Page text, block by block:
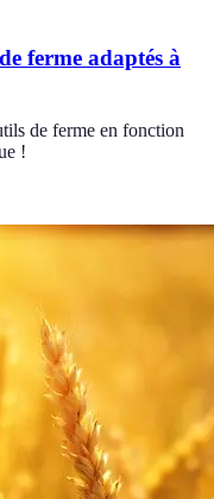
ferme adaptés à
de ferme en fonction
!